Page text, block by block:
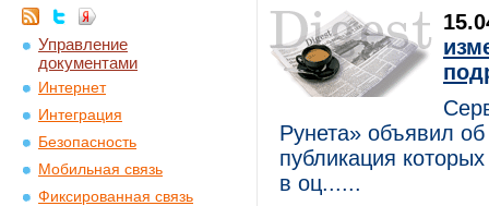
Управление
документами
Интернет
Интеграция
Безопасность
Мобильная связь
Фиксированная связь
Рунета» объявил
публикация
в оц......